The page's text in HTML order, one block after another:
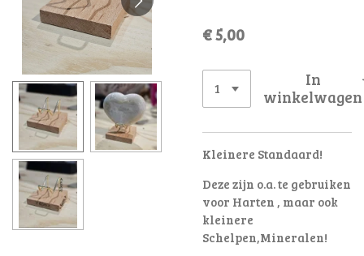
€ 5,00
In
winkelwagen
Kleinere Standaard!
Deze zijn o.a. te gebruiken
voor Harten , maar ook
kleinere
Schelpen,Mineralen!